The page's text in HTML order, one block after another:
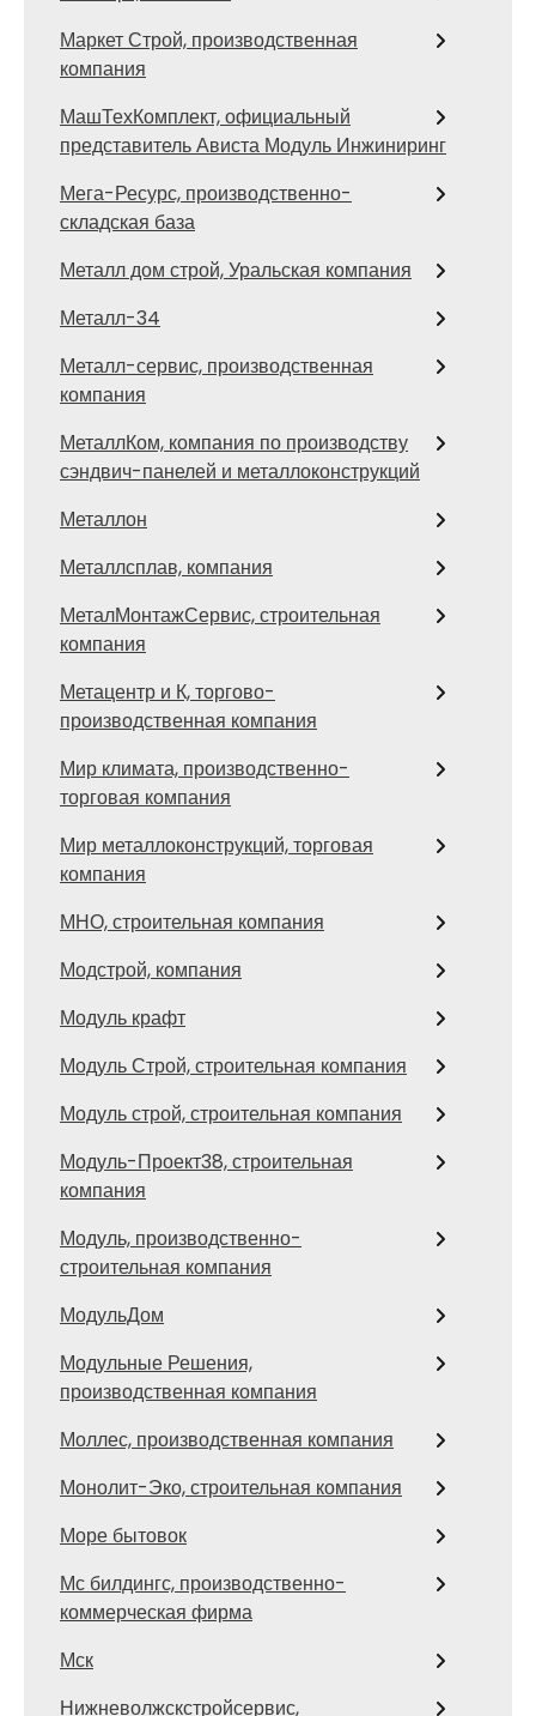
Маркет Строй, производственная
компания
МашТехКомплект, официальный
представитель Ависта Модуль Инжиниринг
Мега-Ресурс, производственно-
складская база
Металл дом строй, Уральская компания
Металл-34
Металл-сервис, производственная
компания
МеталлКом, компания по производству
сэндвич-панелей и металлоконструкций
Металлон
Металлсплав, компания
МеталМонтажСервис, строительная
компания
Метацентр и К, торгово-
производственная компания
Мир климата, производственно-
торговая компания
Мир металлоконструкций, торговая
компания
МНО, строительная компания
Модстрой, компания
Модуль крафт
Модуль Строй, строительная компания
Модуль строй, строительная компания
Модуль-Проект38, строительная
компания
Модуль, производственно-
строительная компания
МодульДом
Модульные Решения,
производственная компания
Моллес, производственная компания
Монолит-Эко, строительная компания
Море бытовок
Мс билдингс, производственно-
коммерческая фирма
Мск
Нижневолжскстройсервис,